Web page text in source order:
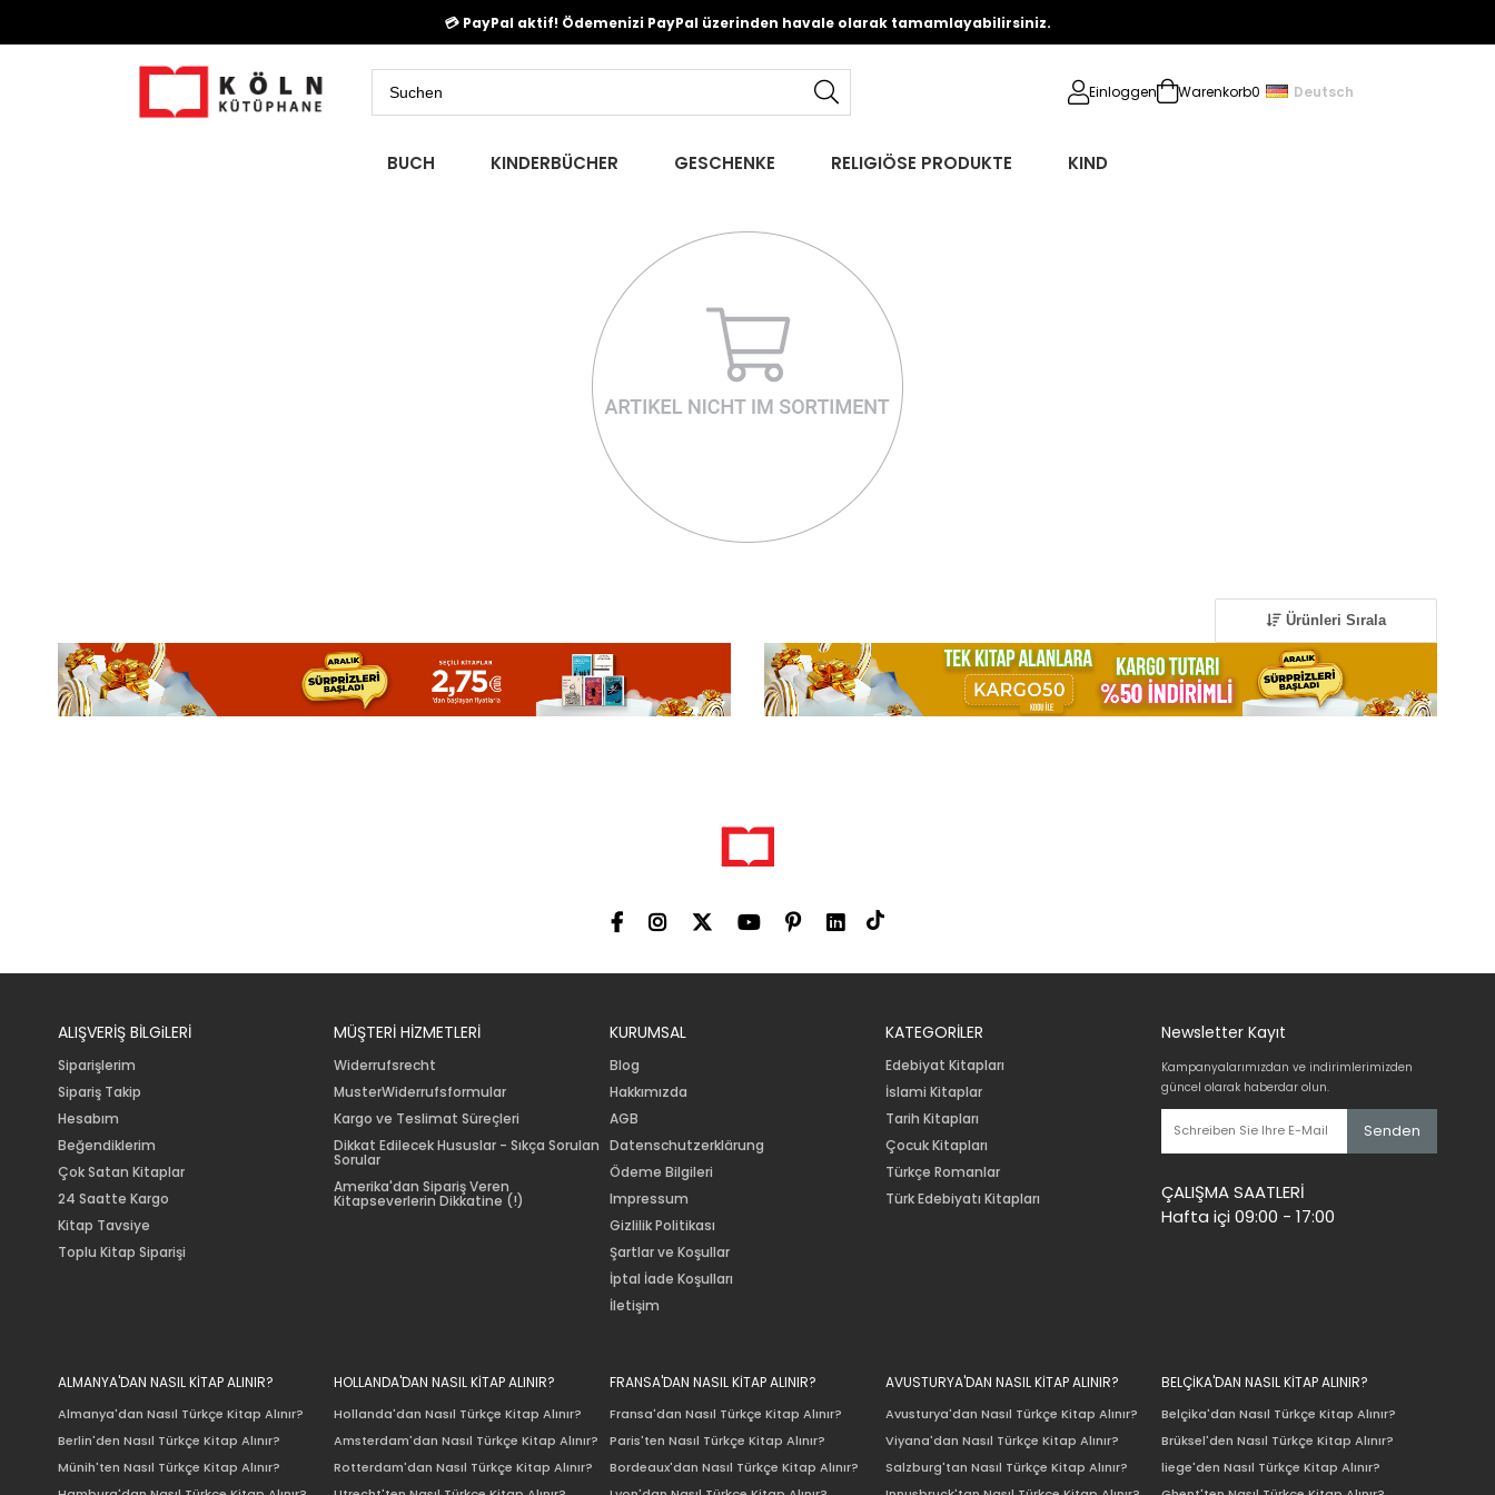
💳 PayPal aktif! Ödemenizi PayPal üzerinden havale olarak tamamlayabilirsiniz.
Einloggen Warenkorb0 Deutsch
BUCH KINDERBÜCHER GESCHENKE RELIGIÖSE PRODUKTE KIND
Ürünleri Sırala
ALIŞVERİŞ BİLGiLERİ
Siparişlerim
Sipariş Takip
Hesabım
Beğendiklerim
Çok Satan Kitaplar
24 Saatte Kargo
Kitap Tavsiye
Toplu Kitap Siparişi
MÜŞTERİ HİZMETLERİ
Widerrufsrecht
MusterWiderrufsformular
Kargo ve Teslimat Süreçleri
Dikkat Edilecek Hususlar - Sıkça Sorulan
Sorular
Amerika'dan Sipariş Veren
Kitapseverlerin Dikkatine (!)
KURUMSAL
Blog
Hakkımızda
AGB
Datenschutzerklärung
Ödeme Bilgileri
Impressum
Gizlilik Politikası
Şartlar ve Koşullar
İptal İade Koşulları
İletişim
KATEGORİLER
Edebiyat Kitapları
İslami Kitaplar
Tarih Kitapları
Çocuk Kitapları
Türkçe Romanlar
Türk Edebiyatı Kitapları
Newsletter Kayıt
Kampanyalarımızdan ve indirimlerimizden
güncel olarak haberdar olun.
Senden
ÇALIŞMA SAATLERİ
Hafta içi 09:00 - 17:00
ALMANYA'DAN NASIL KİTAP ALINIR?
Almanya'dan Nasıl Türkçe Kitap Alınır?
Berlin'den Nasıl Türkçe Kitap Alınır?
Münih'ten Nasıl Türkçe Kitap Alınır?
HOLLANDA'DAN NASIL KİTAP ALINIR?
Hollanda'dan Nasıl Türkçe Kitap Alınır?
Amsterdam'dan Nasıl Türkçe Kitap Alınır?
Rotterdam'dan Nasıl Türkçe Kitap Alınır?
FRANSA'DAN NASIL KİTAP ALINIR?
Fransa'dan Nasıl Türkçe Kitap Alınır?
Paris'ten Nasıl Türkçe Kitap Alınır?
Bordeaux'dan Nasıl Türkçe Kitap Alınır?
AVUSTURYA'DAN NASIL KİTAP ALINIR?
Avusturya'dan Nasıl Türkçe Kitap Alınır?
Viyana'dan Nasıl Türkçe Kitap Alınır?
Salzburg'tan Nasıl Türkçe Kitap Alınır?
BELÇİKA'DAN NASIL KİTAP ALINIR?
Belçika'dan Nasıl Türkçe Kitap Alınır?
Brüksel'den Nasıl Türkçe Kitap Alınır?
liege'den Nasıl Türkçe Kitap Alınır?